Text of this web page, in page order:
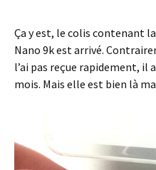
Ça y est, le colis contenant
Nano 9k est arrivé.
l’ai pas reçue rapidement, il
mois. Mais elle est bien là